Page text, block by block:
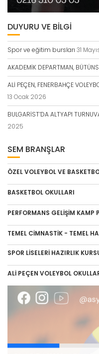
DUYURU VE BİLGİ
Spor ve eğitim bursları 31
AKADEMİK DEPARTMAN,
ALİ PEÇEN, FENERBAHÇE
13 Ocak 2026
BULGARİST’DA ALTYAPI
2025
SEM BRANŞLAR
ÖZEL VOLEYBOL VE
BASKETBOL OKULLARI
PERFORMANS GELİŞİM KAMP
TEMEL CİMNASTİK - TEMEL
SPOR LİSELERİ HAZIRLIK
ALİ PEÇEN VOLEYBOL